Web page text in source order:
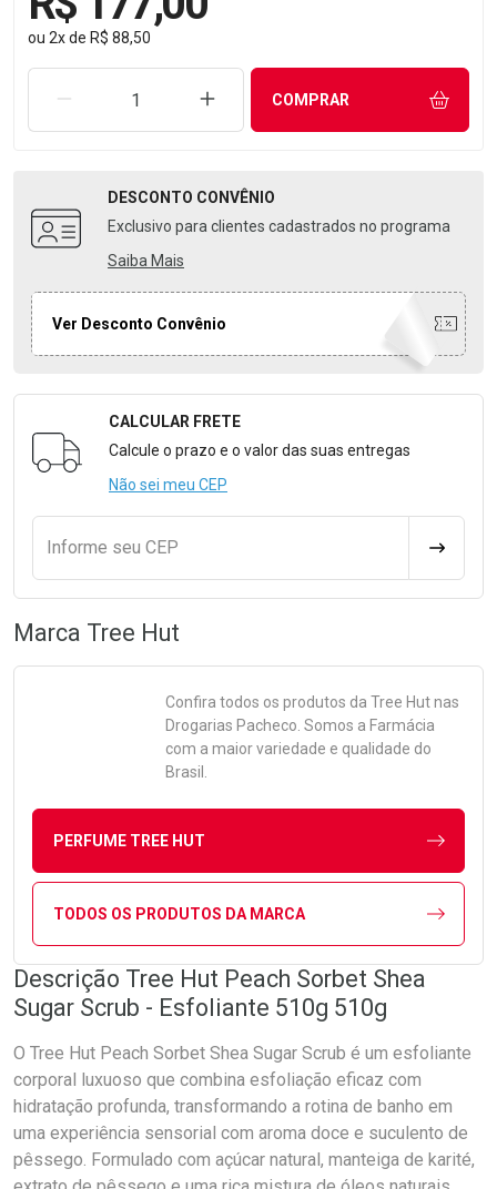
ou 2xde R$ 88,50
REMOVER UMA UNIDADEAUMENTAR UMA UNIDADE
COMPRAR
DESCONTO CONVÊNIO
Exclusivo para clientes cadastrados no programa
Saiba Mais
Ver Desconto Convênio
Formulário para Calcular o Frete
CALCULAR FRETE
Calcule o prazo e o valor das suas entregas
Não sei meu CEP
Informe seu CEP
Marca Tree Hut
Confira todos os produtos da Tree Hutnas
Drogarias Pacheco. Somos a Farmácia
com a maior variedade e qualidade do
Brasil.
PERFUME TREE HUT
TODOS OS PRODUTOS DA MARCA
Descrição Tree Hut Peach Sorbet Shea
Sugar Scrub - Esfoliante 510g 510g
O Tree Hut Peach Sorbet Shea Sugar Scrub é um esfoliante
corporal luxuoso que combina esfoliação eficaz com
hidratação profunda, transformando a rotina de banho em
uma experiência sensorial com aroma doce e suculento de
pêssego. Formulado com açúcar natural, manteiga de karité,